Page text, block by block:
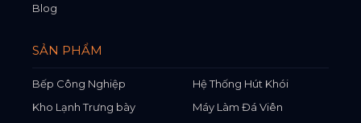
Blog
SẢN PHẨM
Bếp Công Nghiệp
Hệ Thống Hút Khói
Kho Lạnh Trưng bày
Máy Làm Đá Viên